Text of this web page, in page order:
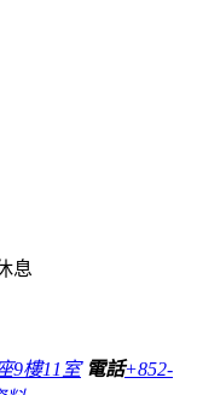
息
9樓11室 電話+852-